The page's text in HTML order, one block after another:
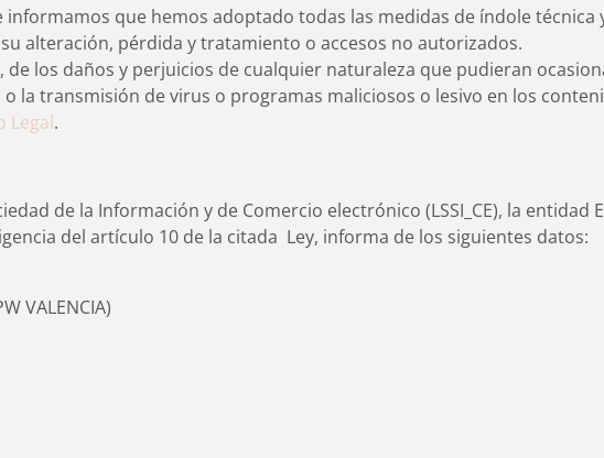
que hemos adoptado todas las medidas de índole técnica
alteración, pérdida y tratamiento o accesos no autorizados.
los daños y perjuicios de cualquier naturaleza que pudieran
transmisión de virus o programas maliciosos o lesivo en los
Legal.
de la Información y de Comercio electrónico (LSSI_CE), la entidad
del artículo 10 de la citada Ley, informa de los siguientes datos:
VALENCIA)